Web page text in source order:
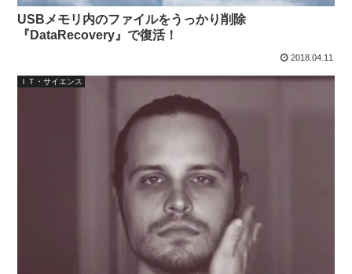
USBメモリ内のファイルをうっかり削除
『DataRecovery』で復活！
2018.04.11
ＩＴ・サイエンス